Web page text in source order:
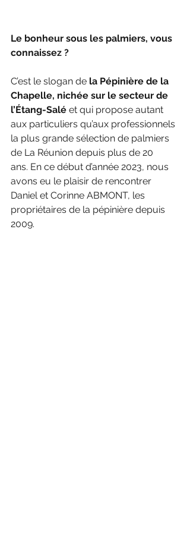
Le bonheur sous les palmiers, vous
connaissez ?
C’est le slogan de la Pépinière de la
Chapelle, nichée sur le secteur de
l’Étang-Salé et qui propose autant
aux particuliers qu’aux professionnels
la plus grande sélection de palmiers
de La Réunion depuis plus de 20
ans. En ce début d’année 2023, nous
avons eu le plaisir de rencontrer
Daniel et Corinne ABMONT, les
propriétaires de la pépinière depuis
2009.